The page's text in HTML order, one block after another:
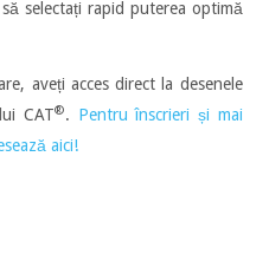
selectați rapid puterea optimă
aveți acces direct la desenele
CAT®. Pentru înscrieri și mai
aici!